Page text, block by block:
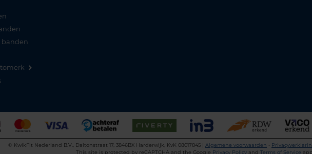
banden
© KwikFit Nederland B.V., Daltonstraat 17, 3846BX Harderwijk, KvK 08017845 | Algemene voorwaarden •
This site is protected by reCAPTCHA and the Google Privacy Policy and Terms of Service